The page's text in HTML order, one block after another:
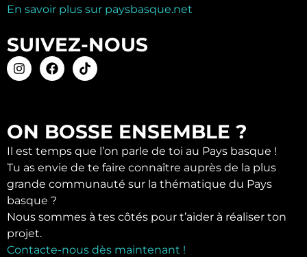
En savoir plus sur paysbasque.net
SUIVEZ-NOUS
ON BOSSE ENSEMBLE ?
Il est temps que l’on parle de toi au Pays basque !
Tu as envie de te faire connaître auprès de la plus
grande communauté sur la thématique du Pays
basque ?
Nous sommes à tes côtés pour t’aider à réaliser ton
projet.
Contacte-nous dès maintenant !